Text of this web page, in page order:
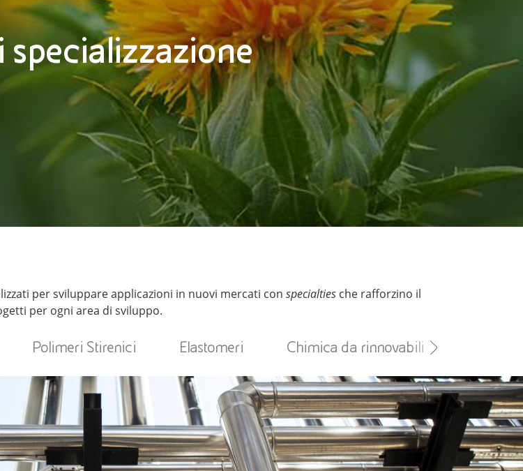
specializzazione
per sviluppare applicazioni in nuovi mercati con specialties che rafforzino il
per ogni area di sviluppo.
Polimeri Stirenici Elastomeri Chimica da rinnovabili